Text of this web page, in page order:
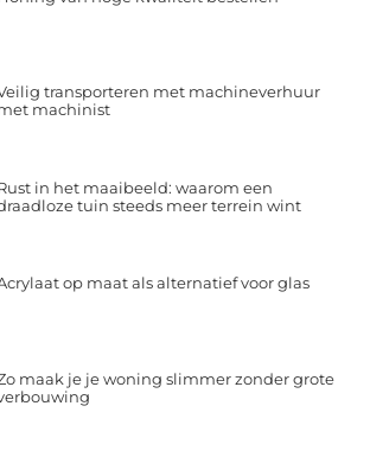
transporteren met machineverhuur
machinist
in het maaibeeld: waarom een
tuin steeds meer terrein wint
op maat als alternatief voor glas
maak je je woning slimmer zonder grote